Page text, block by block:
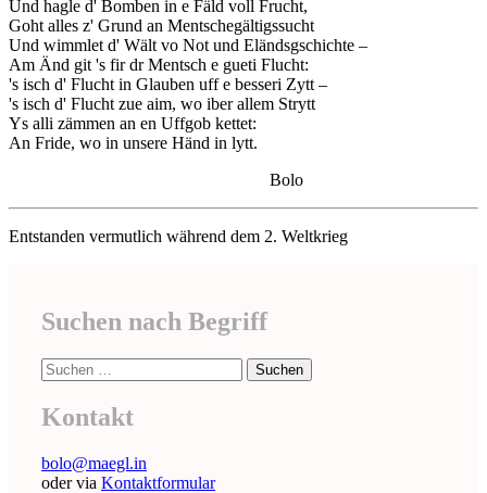
Und hagle d' Bomben in e Fäld voll Frucht,
Goht alles z' Grund an Mentschegältigssucht
Und wimmlet d' Wält vo Not und Eländsgschichte –
Am Änd git 's fir dr Mentsch e gueti Flucht:
's isch d' Flucht in Glauben uff e besseri Zytt –
's isch d' Flucht zue aim, wo iber allem Strytt
Ys alli zämmen an en Uffgob kettet:
An Fride, wo in unsere Händ in lytt.
Bolo
Entstanden vermutlich während dem 2. Weltkrieg
Suchen nach Begriff
Suche
nach:
Kontakt
bolo@maegl.in
oder via Kontaktformular